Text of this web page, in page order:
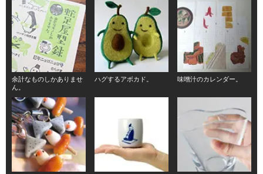
余計なものしかありませ
ん。
ハグするアボカド。 味噌汁のカレンダー。